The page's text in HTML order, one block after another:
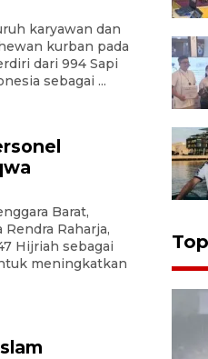
karyawan dan
kurban pada
dari 994 Sapi
sebagai ...
Barat,
Raharja,
Hijriah sebagai
meningkatkan